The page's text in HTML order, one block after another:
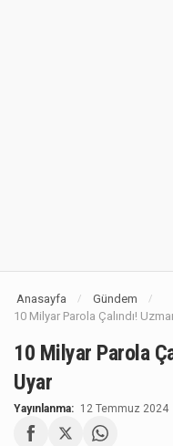
Anasayfa / Gündem /
10 Milyar Parola Çalındı!
10 Milyar Parola
Uyar
Yayınlanma: 12 Temmuz 2024